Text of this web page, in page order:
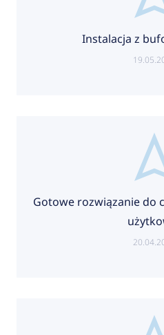
Instalacja z
Gotowe rozwiązanie do